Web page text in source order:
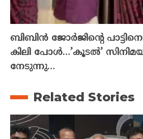
ബിബിൻ ജോർജിന്റെ
കിലി പോൾ…’കൂടൽ’
നേടുന്നു…
Related Stories